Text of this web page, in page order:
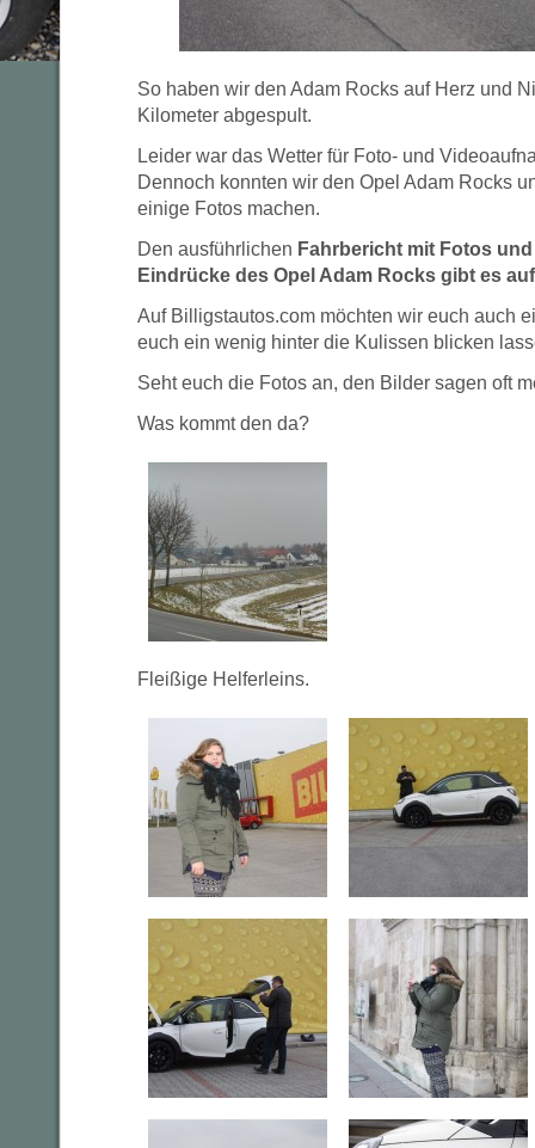
So haben wir den Adam Rocks auf Herz und
Kilometer abgespult.
Leider war das Wetter für Foto- und
Dennoch konnten wir den Opel Adam Rocks
einige Fotos machen.
Den ausführlichen Fahrbericht mit Fotos
Eindrücke des Opel Adam Rocks gibt es
Auf Billigstautos.com möchten wir euch auch
euch ein wenig hinter die Kulissen blicken
Seht euch die Fotos an, den Bilder sagen oft
Was kommt den da?
Fleißige Helferleins.